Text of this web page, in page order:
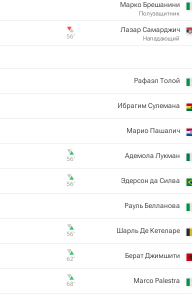
Марко Брешанини
Полузащитник
Лазар Самарджич
Нападающий
56‎’‎
Рафаэл Толой
Ибрагим Сулемана
Марио Пашалич
Адемола Лукман
56‎’‎
Эдерсон да Силва
56‎’‎
Рауль Белланова
Шарль Де Кетеларе
56‎’‎
Берат Джимшити
62‎’‎
Marco Palestra
68‎’‎